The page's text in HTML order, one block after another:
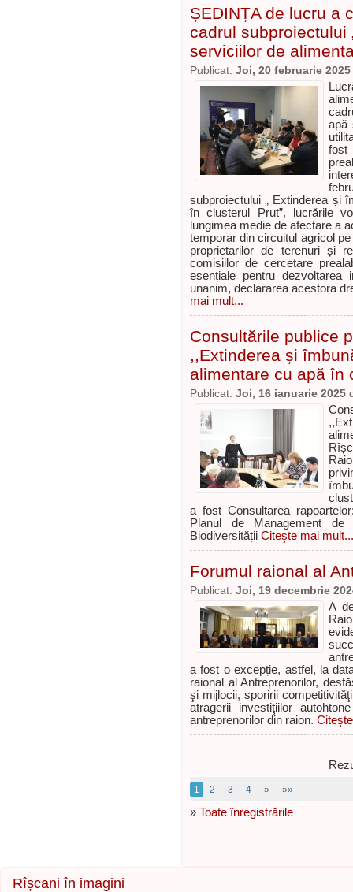
ȘEDINȚA de lucru a
cadrul subproiectului
serviciilor de
Publicat: Joi, 20 februarie 2025
apă
fost
subproiectului „ Extinderea și
în clusterul Prut”, lucrările
lungimea medie de afectare a
temporar din circuitul agricol
proprietarilor de terenuri și
comisiilor de cercetare
esențiale pentru
unanim, declararea acestora
mai mult...
Consultările publice
,,Extinderea și
alimentare cu apă în
Publicat: Joi, 16 ianuarie 2025
a fost Consultarea
Planul de Management
Biodiversității Citeşte mai mult...
Forumul raional al
Publicat: Joi, 19 decembrie
A
a fost o excepție, astfel, la
raional al Antreprenorilor,
şi mijlocii, sporirii
atragerii investiţiilor
antreprenorilor din raion.
1 2 3 4 » »»
» Toate înregistrările
Rîșcani în imagini